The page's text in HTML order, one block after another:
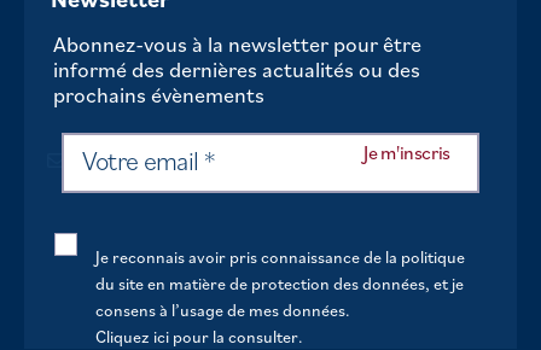
Abonnez-vous à la newsletter pour être
informé des dernières actualités ou des
prochains évènements
Je reconnais avoir pris connaissance de la politique
du site en matière de protection des données, et je
consens à l’usage de mes données.
Cliquez ici pour la consulter.